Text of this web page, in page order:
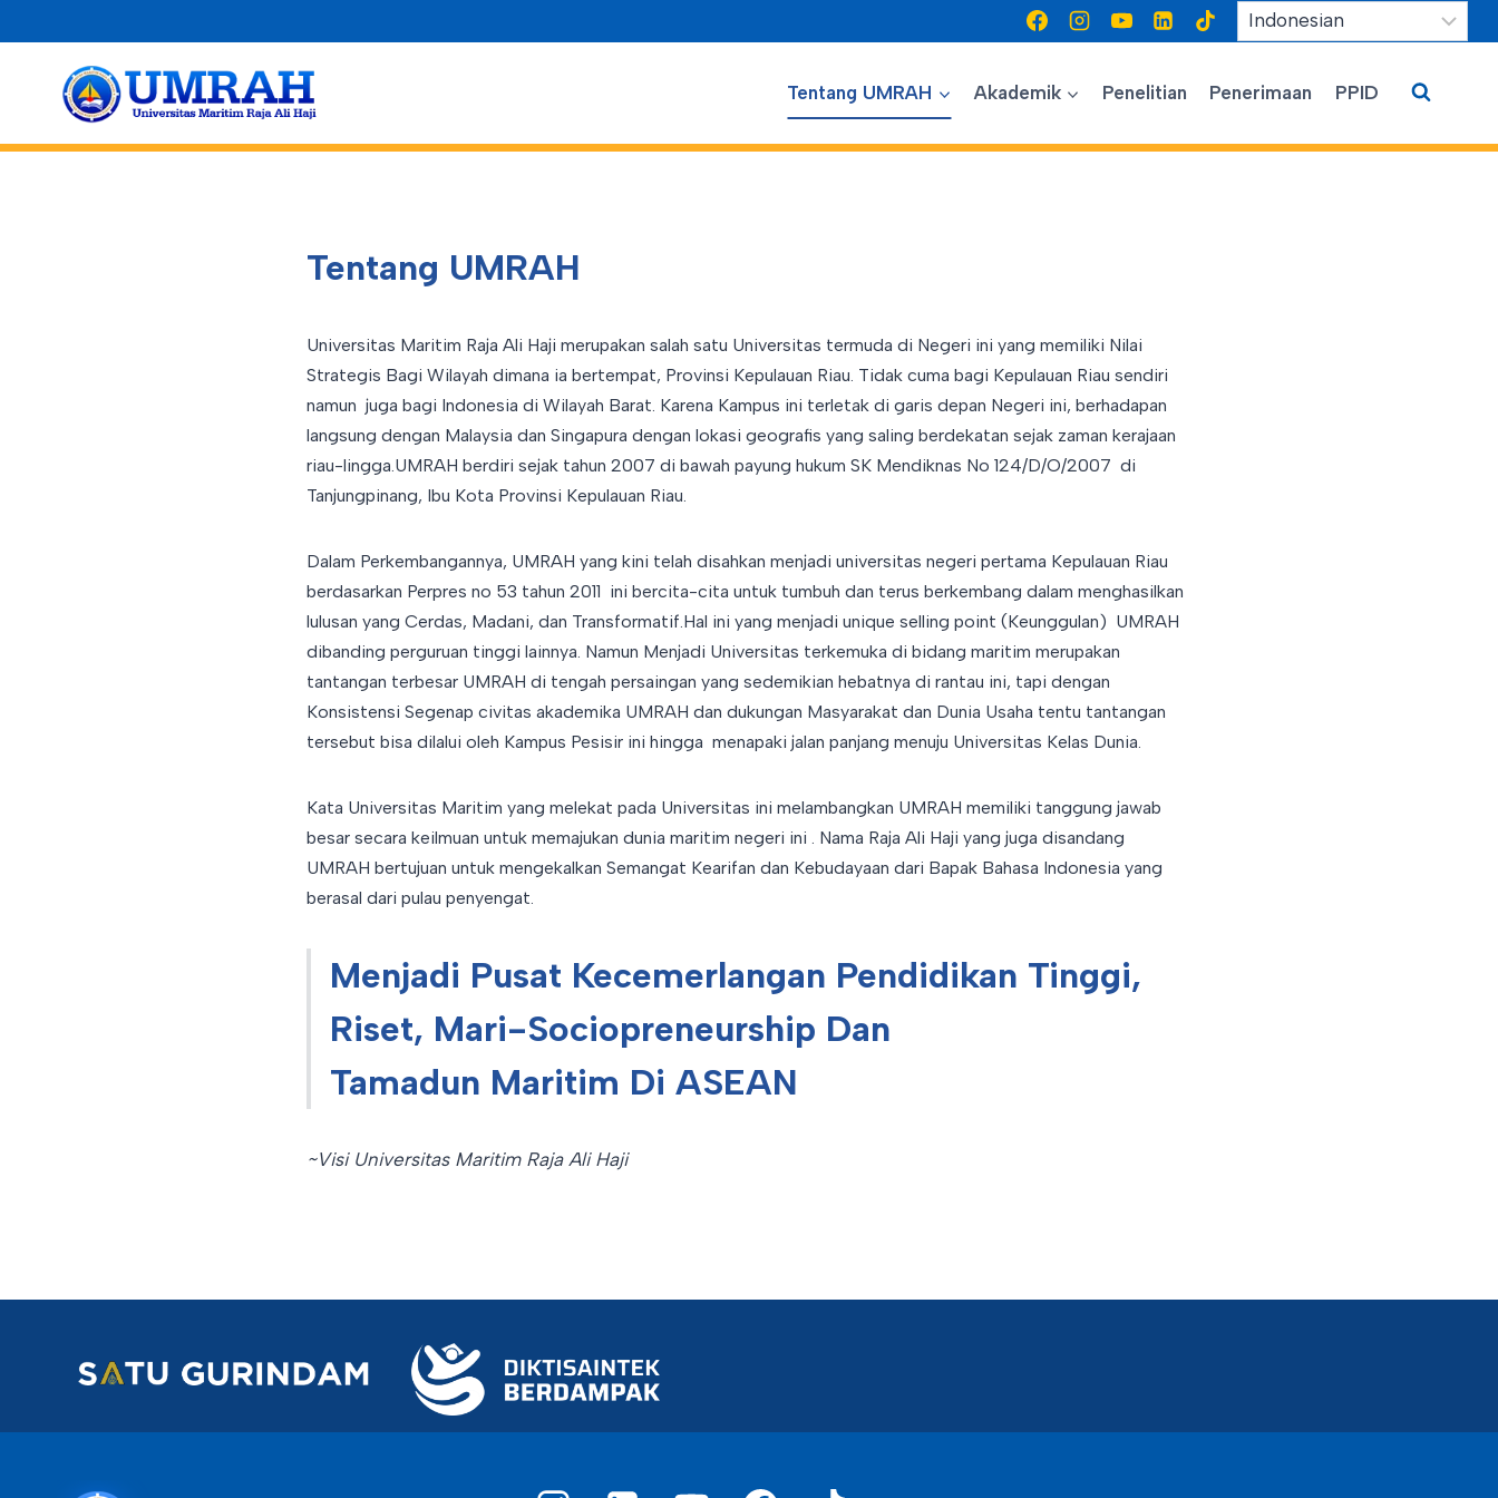
to
content
Tentang UMRAH
Akademik Penelitian Penerimaan PPID
Tentang UMRAH
Universitas Maritim Raja Ali Haji merupakan salah satu Universitas termuda di Negeri ini yang memiliki Nilai
Strategis Bagi Wilayah dimana ia bertempat, Provinsi Kepulauan Riau. Tidak cuma bagi Kepulauan Riau sendiri
namun juga bagi Indonesia di Wilayah Barat. Karena Kampus ini terletak di garis depan Negeri ini, berhadapan
langsung dengan Malaysia dan Singapura dengan lokasi geografis yang saling berdekatan sejak zaman kerajaan
riau-lingga.UMRAH berdiri sejak tahun 2007 di bawah payung hukum SK Mendiknas No 124/D/O/2007 di
Tanjungpinang, Ibu Kota Provinsi Kepulauan Riau.
Dalam Perkembangannya, UMRAH yang kini telah disahkan menjadi universitas negeri pertama Kepulauan Riau
berdasarkan Perpres no 53 tahun 2011 ini bercita-cita untuk tumbuh dan terus berkembang dalam menghasilkan
lulusan yang Cerdas, Madani, dan Transformatif.Hal ini yang menjadi unique selling point (Keunggulan) UMRAH
dibanding perguruan tinggi lainnya. Namun Menjadi Universitas terkemuka di bidang maritim merupakan
tantangan terbesar UMRAH di tengah persaingan yang sedemikian hebatnya di rantau ini, tapi dengan
Konsistensi Segenap civitas akademika UMRAH dan dukungan Masyarakat dan Dunia Usaha tentu tantangan
tersebut bisa dilalui oleh Kampus Pesisir ini hingga menapaki jalan panjang menuju Universitas Kelas Dunia.
Kata Universitas Maritim yang melekat pada Universitas ini melambangkan UMRAH memiliki tanggung jawab
besar secara keilmuan untuk memajukan dunia maritim negeri ini . Nama Raja Ali Haji yang juga disandang
UMRAH bertujuan untuk mengekalkan Semangat Kearifan dan Kebudayaan dari Bapak Bahasa Indonesia yang
berasal dari pulau penyengat.
Menjadi Pusat Kecemerlangan Pendidikan Tinggi,
Riset, Mari-Sociopreneurship Dan
Tamadun Maritim Di ASEAN
~Visi Universitas Maritim Raja Ali Haji